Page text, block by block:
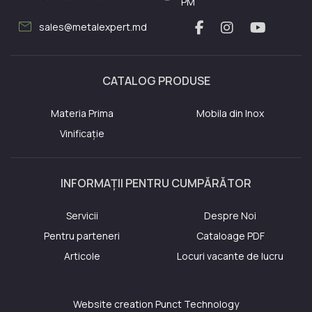
mail sales@metalexpert.md
CATALOG PRODUSE
Materia Prima
Mobila din Inox
Vinificație
INFORMAȚII PENTRU CUMPĂRĂTOR
Servicii
Despre Noi
Pentru parteneri
Cataloage PDF
Articole
Locuri vacante de lucru
Website creation Punct Technology